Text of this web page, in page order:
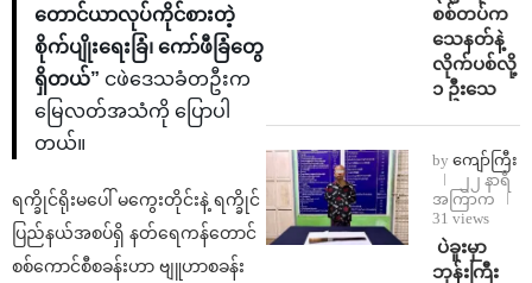
တောင်ယာလုပ်ကိုင်စားတဲ့
စိုက်ပျိုးရေးခြံ၊ ကော်ဖီခြံတွေ
ရှိတယ်” ငဖဲဒေသခံတဦးက
မြေလတ်အသံကို ပြောပါ
တယ်။
ရက္ခိုင်ရိုးမပေါ် မကွေးတိုင်းနဲ့ ရက္ခိုင်
ပြည်နယ်အစပ်ရှိ နတ်ရေကန်တောင်
စစ်ကောင်စီစခန်းဟာ ဗျူဟာစခန်း
စစ်တပ်က
သေနတ်နဲ့
လိုက်ပစ်လို့
၁ ဦးသေ
by ကျော်ကြီး
၂၂ နာရီ
အကြာက
31 views
⁩ ⁨ပဲခူးမှာ
ဘုန်းကြီး